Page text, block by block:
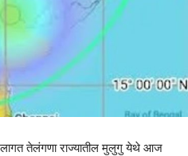
लागत तेलंगणा राज्यातील मुलुगु येथे आज